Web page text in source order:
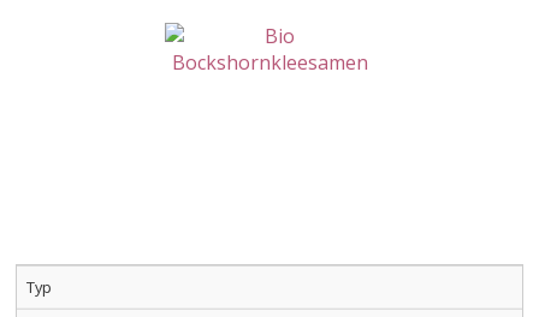
Typ